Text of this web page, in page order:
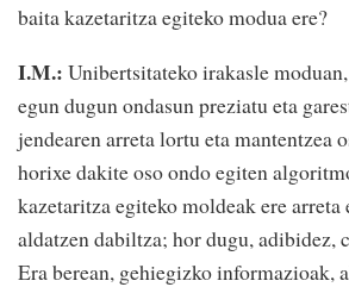
baita kazetaritza egiteko modua ere?
I.M.: Unibertsitateko irakasle
egun dugun ondasun preziatu eta
jendearen arreta lortu eta mantentzea
horixe dakite oso ondo egiten
kazetaritza egiteko moldeak ere arreta
aldatzen dabiltza; hor dugu, adibidez,
Era berean, gehiegizko informazioak,